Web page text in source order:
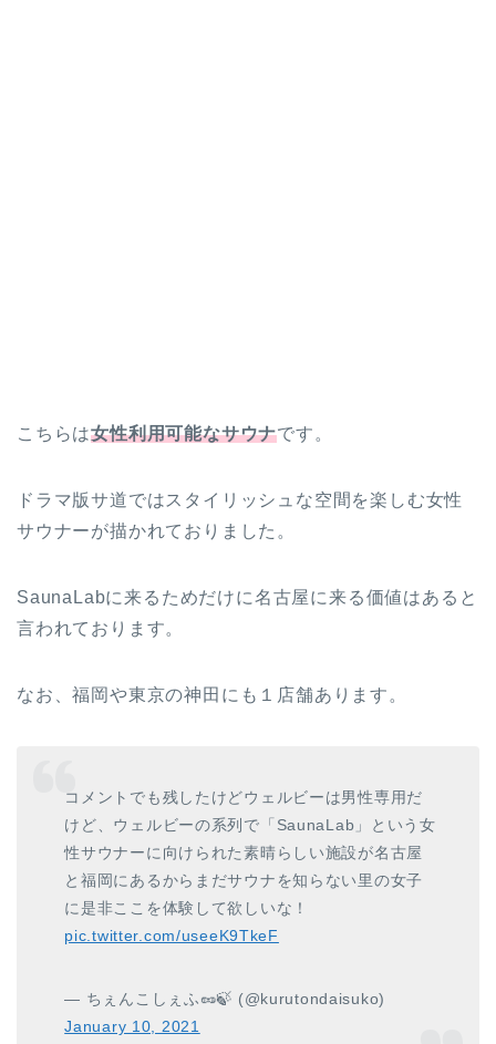
こちらは女性利用可能なサウナです。
ドラマ版サ道ではスタイリッシュな空間を楽しむ女性
サウナーが描かれておりました。
SaunaLabに来るためだけに名古屋に来る価値はあると
言われております。
なお、福岡や東京の神田にも１店舗あります。
コメントでも残したけどウェルビーは男性専用だ
けど、ウェルビーの系列で「SaunaLab」という女
性サウナーに向けられた素晴らしい施設が名古屋
と福岡にあるからまだサウナを知らない里の女子
に是非ここを体験して欲しいな！
pic.twitter.com/useeK9TkeF
— ちぇんこしぇふ🥜🍃 (@kurutondaisuko)
January 10, 2021